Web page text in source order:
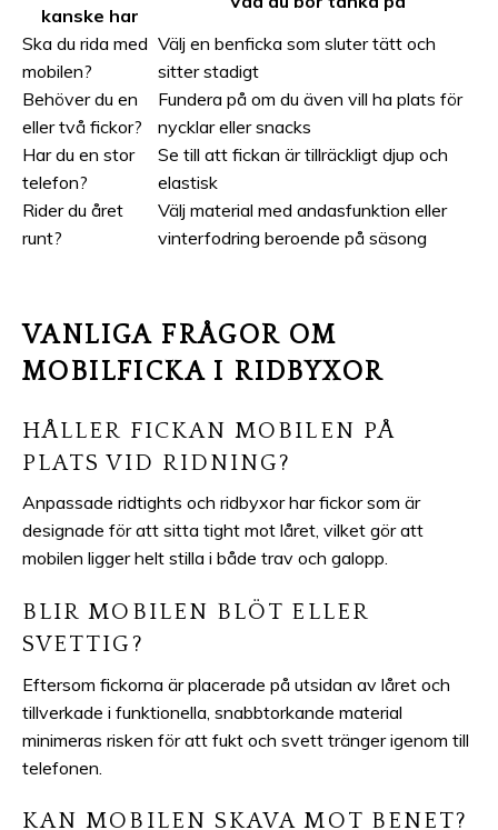
kanske har
Ska du rida med
mobilen?
Välj en benficka som sluter tätt och
sitter stadigt
Behöver du en
eller två fickor?
Fundera på om du även vill ha plats för
nycklar eller snacks
Har du en stor
telefon?
Se till att fickan är tillräckligt djup och
elastisk
Rider du året
runt?
Välj material med andasfunktion eller
vinterfodring beroende på säsong
VANLIGA FRÅGOR OM
MOBILFICKA I RIDBYXOR
HÅLLER FICKAN MOBILEN PÅ
PLATS VID RIDNING?
Anpassade ridtights och ridbyxor har fickor som är
designade för att sitta tight mot låret, vilket gör att
mobilen ligger helt stilla i både trav och galopp.
BLIR MOBILEN BLÖT ELLER
SVETTIG?
Eftersom fickorna är placerade på utsidan av låret och
tillverkade i funktionella, snabbtorkande material
minimeras risken för att fukt och svett tränger igenom till
telefonen.
KAN MOBILEN SKAVA MOT BENET?